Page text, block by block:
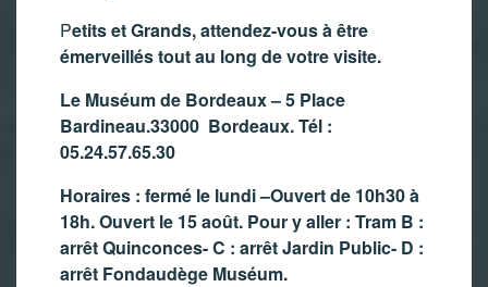
Petits et Grands, attendez-vous à être
émerveillés tout au long de votre visite.
Le Muséum de Bordeaux – 5 Place
Bardineau.33000 Bordeaux. Tél :
05.24.57.65.30
Horaires : fermé le lundi –Ouvert de 10h30 à
18h. Ouvert le 15 août. Pour y aller : Tram B :
arrêt Quinconces- C : arrêt Jardin Public- D :
arrêt Fondaudège Muséum.